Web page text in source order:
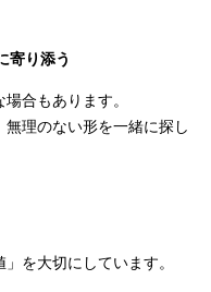
寄り添う
合もあります。
理のない形を一緒に探し
を大切にしています。